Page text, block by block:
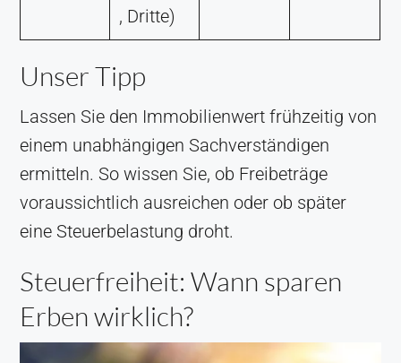
, Dritte)
Unser Tipp
Lassen Sie den Immobilienwert frühzeitig von
einem unabhängigen Sachverständigen
ermitteln. So wissen Sie, ob Freibeträge
voraussichtlich ausreichen oder ob später
eine Steuerbelastung droht.
Steuerfreiheit: Wann sparen
Erben wirklich?